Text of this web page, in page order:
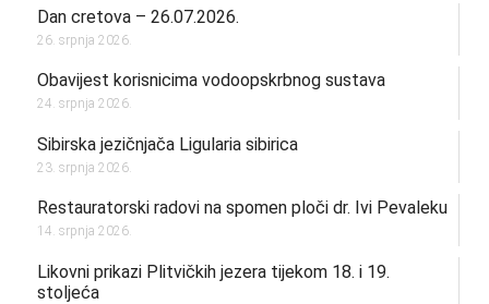
Dan cretova – 26.07.2026.
26. srpnja 2026.
Obavijest korisnicima vodoopskrbnog sustava
24. srpnja 2026.
Sibirska jezičnjača Ligularia sibirica
23. srpnja 2026.
Restauratorski radovi na spomen ploči dr. Ivi Pevaleku
14. srpnja 2026.
Likovni prikazi Plitvičkih jezera tijekom 18. i 19.
stoljeća